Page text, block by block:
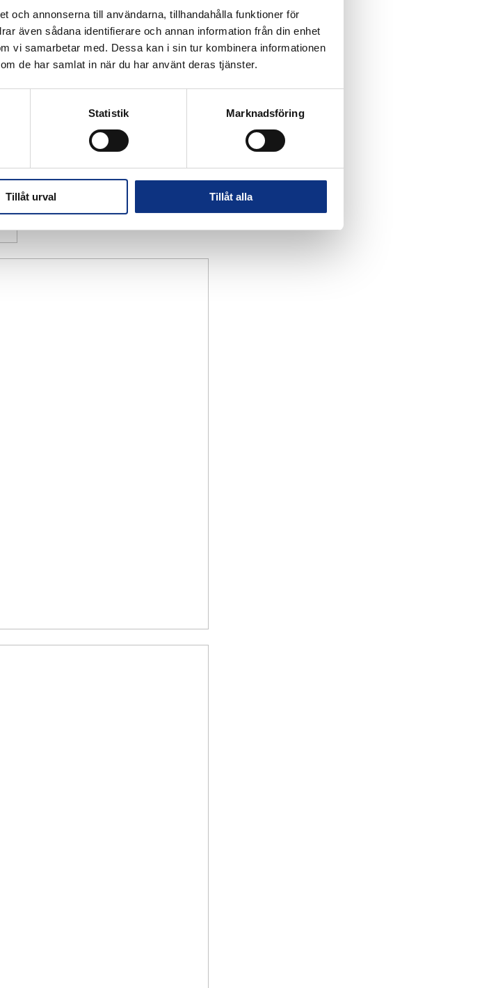
och annonserna till användarna, tillhandahålla funktioner för
även sådana identifierare och annan information från din enhet
vi samarbetar med. Dessa kan i sin tur kombinera informationen
de har samlat in när du har använt deras tjänster.
Statistik Marknadsföring
Tillåt urval Tillåt alla